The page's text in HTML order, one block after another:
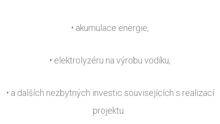
• akumulace energie,
• elektrolyzéru na výrobu vodíku,
• a dalších nezbytných investic souvisejících s realizací
projektu.